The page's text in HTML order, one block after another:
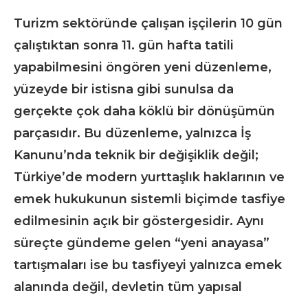
Turizm sektöründe çalışan işçilerin 10 gün
çalıştıktan sonra 11. gün hafta tatili
yapabilmesini öngören yeni düzenleme,
yüzeyde bir istisna gibi sunulsa da
gerçekte çok daha köklü bir dönüşümün
parçasıdır. Bu düzenleme, yalnızca İş
Kanunu’nda teknik bir değişiklik değil;
Türkiye’de modern yurttaşlık haklarının ve
emek hukukunun sistemli biçimde tasfiye
edilmesinin açık bir göstergesidir. Aynı
süreçte gündeme gelen “yeni anayasa”
tartışmaları ise bu tasfiyeyi yalnızca emek
alanında değil, devletin tüm yapısal